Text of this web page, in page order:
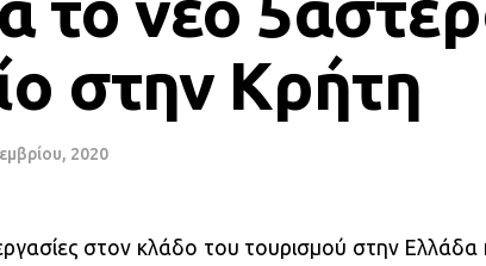
στην Κρήτη
2020
στον κλάδο του τουρισμού στην